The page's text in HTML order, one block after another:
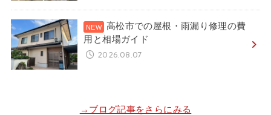
高松市での屋根・雨漏り修理の費
用と相場ガイド
2026.08.07
→ブログ記事をさらにみる